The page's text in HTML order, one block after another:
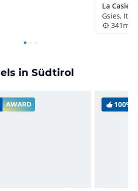
La Casies
Gsies,
341m
in Südtirol
AWARD 100%